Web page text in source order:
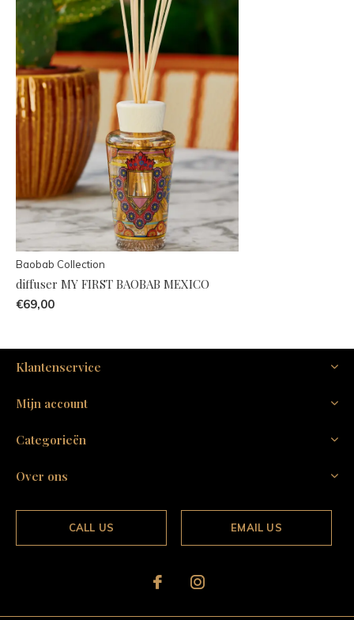
Baobab Collection
diffuser MY FIRST BAOBAB MEXICO
€69,00
Klantenservice
Mijn account
Categorieën
Over ons
CALL US EMAIL US